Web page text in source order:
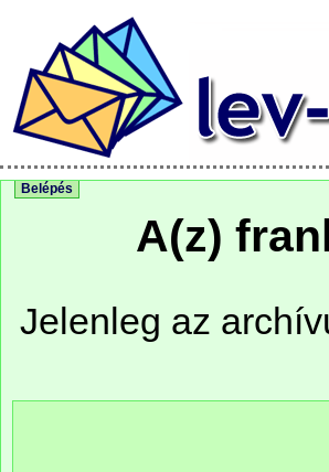
Belépés
A(z)
Jelenleg az